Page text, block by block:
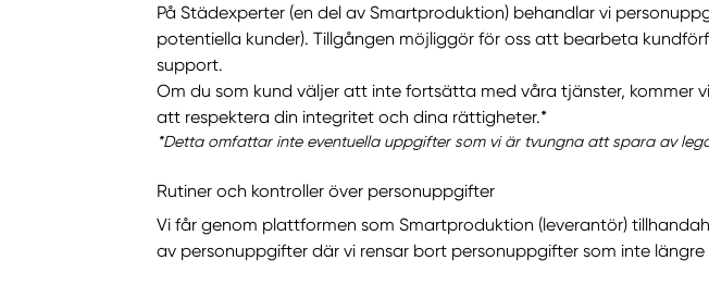
På Städexperter (en del av Smartproduktion) behandlar vi
potentiella kunder). Tillgången möjliggör för oss att bearbeta
support.
Om du som kund väljer att inte fortsätta med våra tjänster,
att respektera din integritet och dina rättigheter.*
*Detta omfattar inte eventuella uppgifter som vi är tvungna att spara av
Rutiner och kontroller över personuppgifter
Vi får genom plattformen som Smartproduktion (leverantör)
av personuppgifter där vi rensar bort personuppgifter som inte längre